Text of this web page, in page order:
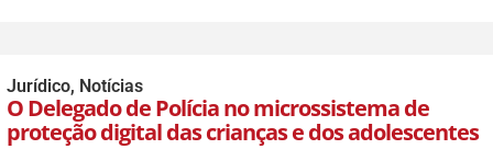
Jurídico, Notícias
O Delegado de Polícia no microssistema de
proteção digital das crianças e dos adolescentes